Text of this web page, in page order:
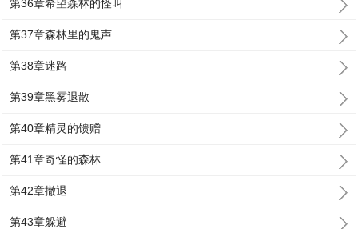
第36章希望森林的怪叫
第37章森林里的鬼声
第38章迷路
第39章黑雾退散
第40章精灵的馈赠
第41章奇怪的森林
第42章撤退
第43章躲避